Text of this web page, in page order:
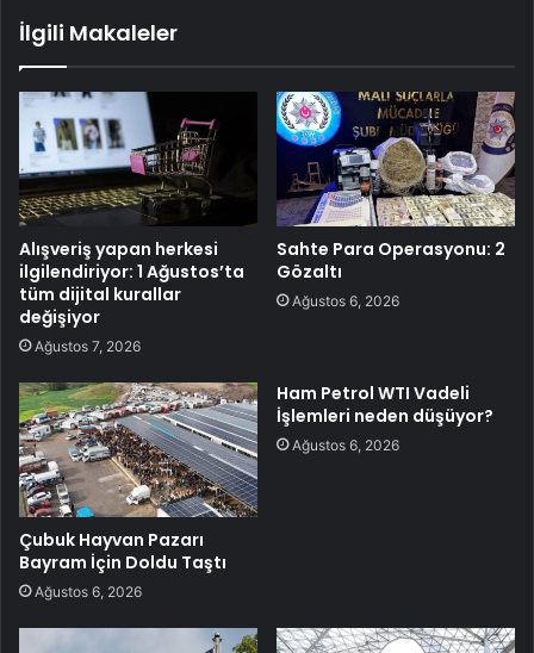
İlgili Makaleler
Alışveriş yapan herkesi
ilgilendiriyor: 1 Ağustos’ta
tüm dijital kurallar
değişiyor
Ağustos 7, 2026
Sahte Para Operasyonu: 2
Gözaltı
Ağustos 6, 2026
Çubuk Hayvan Pazarı
Bayram İçin Doldu Taştı
Ağustos 6, 2026
Ham Petrol WTI Vadeli
İşlemleri neden düşüyor?
Ağustos 6, 2026